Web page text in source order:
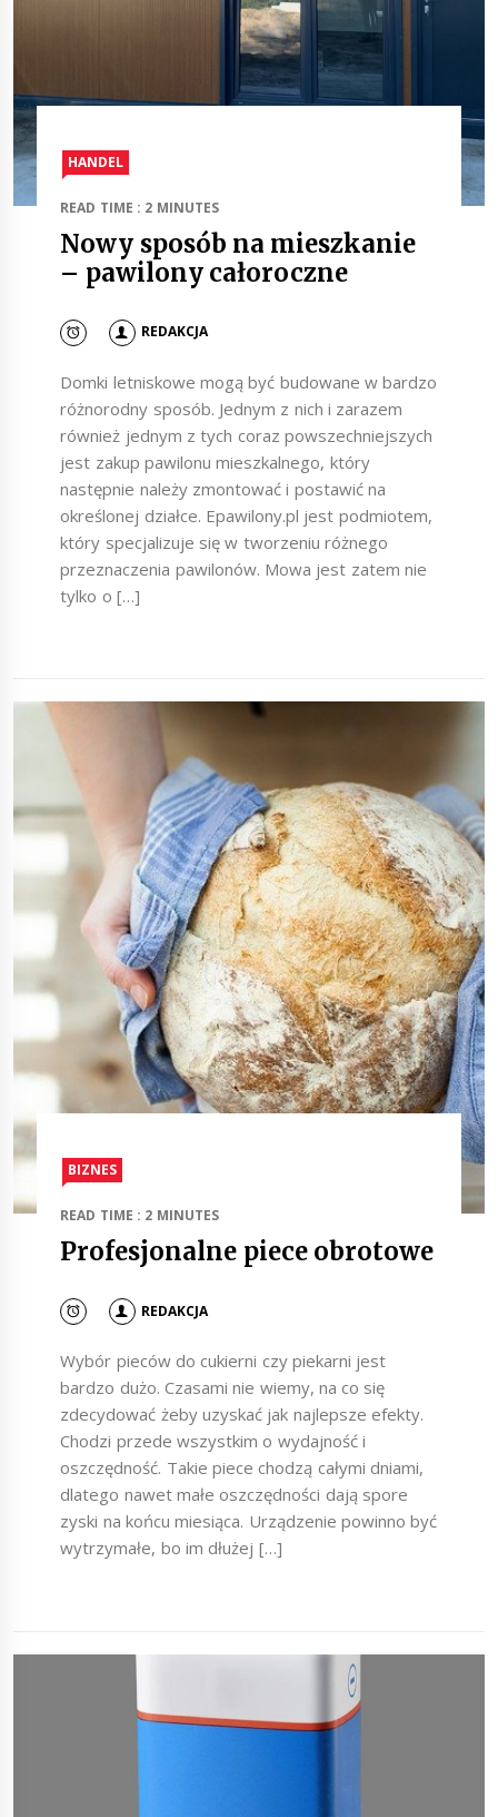
HANDEL
READ TIME : 2 MINUTES
Nowy sposób na mieszkanie
– pawilony całoroczne
REDAKCJA
Domki letniskowe mogą być budowane w bardzo
różnorodny sposób. Jednym z nich i zarazem
również jednym z tych coraz powszechniejszych
jest zakup pawilonu mieszkalnego, który
następnie należy zmontować i postawić na
określonej działce. Epawilony.pl jest podmiotem,
który specjalizuje się w tworzeniu różnego
przeznaczenia pawilonów. Mowa jest zatem nie
tylko o […]
BIZNES
READ TIME : 2 MINUTES
Profesjonalne piece obrotowe
REDAKCJA
Wybór pieców do cukierni czy piekarni jest
bardzo dużo. Czasami nie wiemy, na co się
zdecydować żeby uzyskać jak najlepsze efekty.
Chodzi przede wszystkim o wydajność i
oszczędność. Takie piece chodzą całymi dniami,
dlatego nawet małe oszczędności dają spore
zyski na końcu miesiąca. Urządzenie powinno być
wytrzymałe, bo im dłużej […]